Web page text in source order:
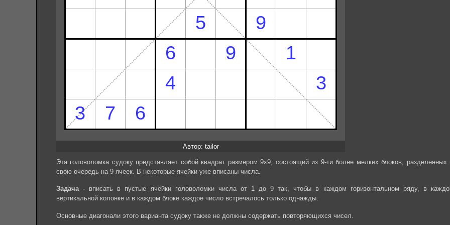
Автор: tailor
Эта головоломка судоку представляет собой квадрат размером 9х9, состоящий из 9-ти более мелких блоков, разделенных
свою очередь на 9 ячеек. В некоторые ячейки уже вписаны числа.
Задача- вписать в пустые ячейки головоломки числа от 1 до 9 так, чтобы в каждом горизонтальном ряду, в
вертикальной колонке и в каждом блоке каждое число встречалось только однажды.
Основные диагонали этого варианта судоку также не должны содержать повторяющихся чисел.